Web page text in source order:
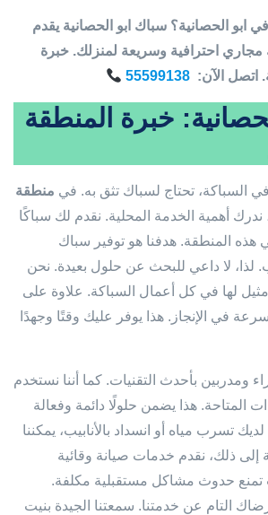
ابو الحصانية؟ سباك ابو الحصانية يقدم
احترافية وسريعة لمنزلك. خبرة
اتصل الآن: 55599138
خبرة المنطقة
السباكة، تحتاج لسباك تثق به. في منطقة
ندرك أهمية الخدمة المحلية. نقدم لك سباكًا
هذه المنطقة. هدفنا هو توفير سباك
لا داعي للبحث عن حلول بعيدة. نحن
مثيل لها في كل أعمال السباكة. علاوة على
في الإنجاز. هذا يوفر عليك وقتًا وجهدًا
ومدربين بأحدث التقنيات. كما أننا نستخدم
المتاحة. هذا يضمن حلولًا دائمة وفعالة
تسرب مياه أو انسداد بالأنابيب، يمكننا
إلى ذلك، نقدم خدمات صيانة وقائية
تمنع حدوث مشاكل مستقبلية مكلفة.
التام عن خدمتنا. سمعتنا الجيدة بنيت